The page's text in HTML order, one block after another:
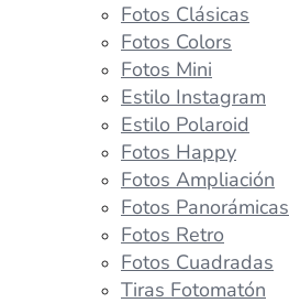
Fotos Clásicas
Fotos Colors
Fotos Mini
Estilo Instagram
Estilo Polaroid
Fotos Happy
Fotos Ampliación
Fotos Panorámicas
Fotos Retro
Fotos Cuadradas
Tiras Fotomatón